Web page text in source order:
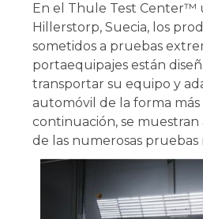
En el Thule Test Center™
Hillerstorp, Suecia, los
sometidos a pruebas
portaequipajes están
transportar su equipo y
automóvil de la forma más
continuación, se
de las numerosas pruebas